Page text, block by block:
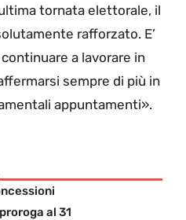
tornata elettorale, il
rafforzato. E’
a lavorare in
sempre di più in
appuntamenti».
al 31